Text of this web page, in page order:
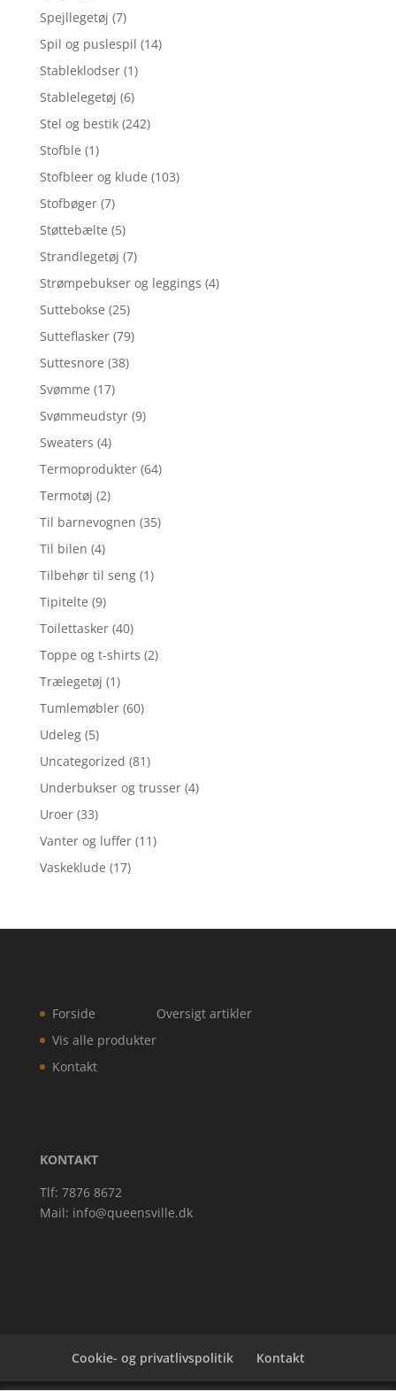
Spejllegetøj (7)
Spil og puslespil (14)
Stableklodser (1)
Stablelegetøj (6)
Stel og bestik (242)
Stofble (1)
Stofbleer og klude (103)
Stofbøger (7)
Støttebælte (5)
Strandlegetøj (7)
Strømpebukser og leggings (4)
Suttebokse (25)
Sutteflasker (79)
Suttesnore (38)
Svømme (17)
Svømmeudstyr (9)
Sweaters (4)
Termoprodukter (64)
Termotøj (2)
Til barnevognen (35)
Til bilen (4)
Tilbehør til seng (1)
Tipitelte (9)
Toilettasker (40)
Toppe og t-shirts (2)
Trælegetøj (1)
Tumlemøbler (60)
Udeleg (5)
Uncategorized (81)
Underbukser og trusser (4)
Uroer (33)
Vanter og luffer (11)
Vaskeklude (17)
Forside
Vis alle produkter
Kontakt
Oversigt artikler
KONTAKT
Tlf: 7876 8672
Mail: info@queensville.dk
Cookie- og privatlivspolitik Kontakt